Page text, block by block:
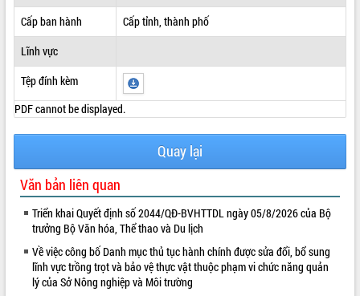
QUY HOẠCH - KẾ HOẠCH
Cấp ban hành
Cấp tỉnh, thành phố
Lĩnh vực
Tệp đính kèm
PDF cannot be displayed.
Quay lại
Văn bản liên quan
Triển khai Quyết định số 2044/QĐ-BVHTTDL ngày 05/8/2026 của Bộ
trưởng Bộ Văn hóa, Thể thao và Du lịch
Về việc công bố Danh mục thủ tục hành chính được sửa đổi, bổ sung
lĩnh vực trồng trọt và bảo vệ thực vật thuộc phạm vi chức năng quản
lý của Sở Nông nghiệp và Môi trường